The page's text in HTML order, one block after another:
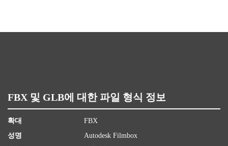
FBX 및 GLB에 대한 파일 형식 정보
확대
FBX
성명
Autodesk Filmbox